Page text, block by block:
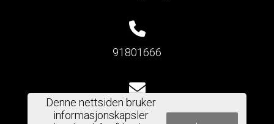
91801666
garmannpk@gmail.com
Denne nettsiden bruker
informasjonskapsler